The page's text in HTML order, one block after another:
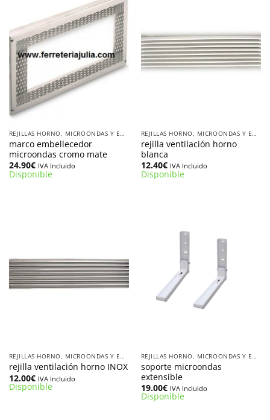
REJILLAS HORNO, MICROONDAS Y EMBELLECEDORES
marco embellecedor
microondas cromo mate
24.90€ IVA Incluido
Disponible
REJILLAS HORNO, MICROONDAS Y EMBELLECEDORES
rejilla ventilación horno
blanca
12.40€ IVA Incluido
Disponible
REJILLAS HORNO, MICROONDAS Y EMBELLECEDORES
rejilla ventilación horno INOX
12.00€ IVA Incluido
Disponible
REJILLAS HORNO, MICROONDAS Y EMBELLECEDORES
soporte microondas
extensible
19.00€ IVA Incluido
Disponible